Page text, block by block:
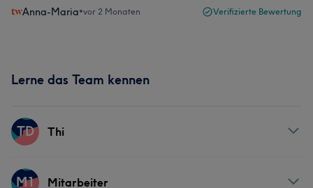
Anna-Maria•vor 2 Monaten Verifizierte Bewertung
Lerne das Team kennen
TD Thi
Services
M1 Mitarbeiter